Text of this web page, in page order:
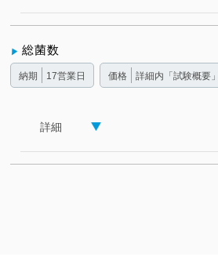
総菌数
納期 17営業日 価格 詳細内「試験概要
詳細